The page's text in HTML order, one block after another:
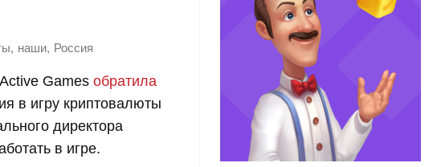
, наши, Россия
Games обратила
в игру криптовалюты
директора
в игре.